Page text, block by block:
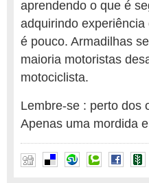
aprendendo o que é
adquirindo
é pouco. Armadilhas
maioria motoristas
motociclista.
Lembre-se : perto dos
Apenas uma mordida